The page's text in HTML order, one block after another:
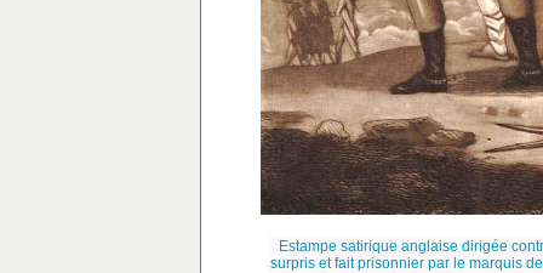
Estampe satirique anglaise dirigée
surpris et fait prisonnier par le marquis